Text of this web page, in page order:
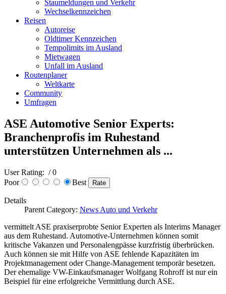
Staumeldungen und Verkehr
Wechselkennzeichen
Reisen
Autoreise
Oldtimer Kennzeichen
Tempolimits im Ausland
Mietwagen
Unfall im Ausland
Routenplaner
Weltkarte
Community
Umfragen
ASE Automotive Senior Experts:
Branchenprofis im Ruhestand
unterstützen Unternehmen als ...
User Rating: / 0
Poor
Best
Details
Parent Category: News Auto und Verkehr
vermittelt ASE praxiserprobte Senior Experten als Interims Manager
aus dem Ruhestand. Automotive-Unternehmen können somit
kritische Vakanzen und Personalengpässe kurzfristig überbrücken.
Auch können sie mit Hilfe von ASE fehlende Kapazitäten im
Projektmanagement oder Change-Management temporär besetzen.
Der ehemalige VW-Einkaufsmanager Wolfgang Rohroff ist nur ein
Beispiel für eine erfolgreiche Vermittlung durch ASE.